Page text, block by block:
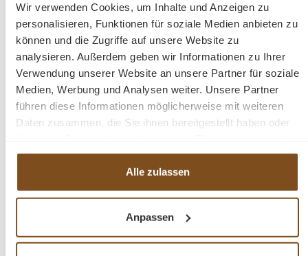
Wir verwenden Cookies, um Inhalte und Anzeigen zu
personalisieren, Funktionen für soziale Medien anbieten zu
können und die Zugriffe auf unsere Website zu
analysieren. Außerdem geben wir Informationen zu Ihrer
Verwendung unserer Website an unsere Partner für soziale
Medien, Werbung und Analysen weiter. Unsere Partner
führen diese Informationen möglicherweise mit weiteren
Daten zusammen, die Sie ihnen bereitgestellt haben oder
haben.
Alle zulassen
Anpassen
Mit einer Höhe von90 cmund Tiefe von65 cmpasst der
Eckschrank ideal zu den weiterenKüchenmodulen im
Landhausstil dieser Serie und kann flexibel in
individuelle Küchenlösungen integriert werden. Die Maße
betragen 90 x 98 x 98 cm (H x B x T). Die sichtbaren
Beschläge sind im klassischen Stil gehalten, wie auf den
Bildern dargestellt.
Küchenmodul: Eckschrank
Stil: Landhausküche
Material: Massives Nadelholz